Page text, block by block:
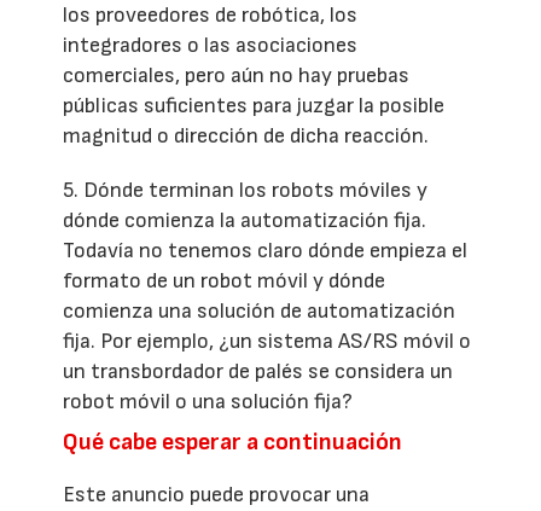
los proveedores de robótica, los
integradores o las asociaciones
comerciales, pero aún no hay pruebas
públicas suficientes para juzgar la posible
magnitud o dirección de dicha reacción.
5. Dónde terminan los robots móviles y
dónde comienza la automatización fija.
Todavía no tenemos claro dónde empieza el
formato de un robot móvil y dónde
comienza una solución de automatización
fija. Por ejemplo, ¿un sistema AS/RS móvil o
un transbordador de palés se considera un
robot móvil o una solución fija?
Qué cabe esperar a continuación
Este anuncio puede provocar una